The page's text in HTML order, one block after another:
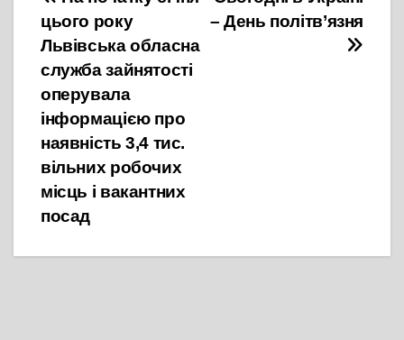
записів
– День політв’язня
цього року
Львівська обласна
служба зайнятості
оперувала
інформацією про
наявність 3,4 тис.
вільних робочих
місць і вакантних
посад